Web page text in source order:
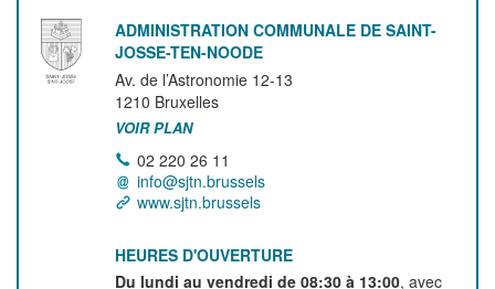
ADMINISTRATION COMMUNALE DE SAINT-
JOSSE-TEN-NOODE
Av. de l’Astronomie 12-13
1210 Bruxelles
VOIR PLAN
02 220 26 11
info@sjtn.brussels
www.sjtn.brussels
HEURES D'OUVERTURE
Du lundi au vendredi de 08:30 à 13:00, avec